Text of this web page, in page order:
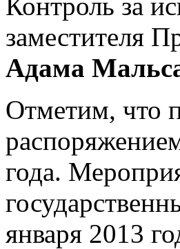
заместителя
Адама
Отметим, что
года.
января 2013